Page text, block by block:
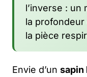
l’inverse : un
la profondeur
la pièce
Envie d’un sapin